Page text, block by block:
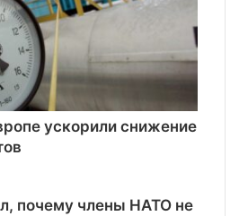
ускорили снижение
почему члены НАТО не